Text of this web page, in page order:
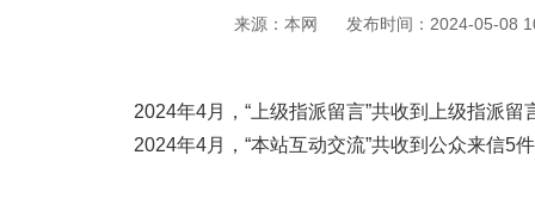
来源：本网 发布时间：2024-05-08
2024年4月，“上级指派留言”共收到上级指派留
2024年4月，“本站互动交流”共收到公众来信5